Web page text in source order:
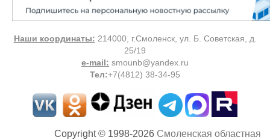
Наши координаты: 214000, г.Смоленск, ул. Б. Советская, д.
25/19
e-mail: smounb@yandex.ru
Тел:+7(4812) 38-34-95
Copyright © 1998-2026 Смоленская областная